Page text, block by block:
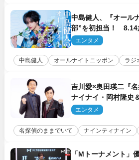
中島健人、『オール
部”を初担当！ 8.14
エンタメ
中島健人 オールナイトニッポン ラジ
吉川愛×奥田瑛二『名
ナイナイ・岡村隆史
が決定！
エンタメ
名探偵のままでいて ナインティナイン
「Mトーナメント」